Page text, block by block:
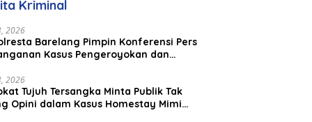
Kriminal
2026
Barelang Pimpin Konferensi Pers
Kasus Pengeroyokan dan
2026
Tujuh Tersangka Minta Publik Tak
Opini dalam Kasus Homestay Mimi